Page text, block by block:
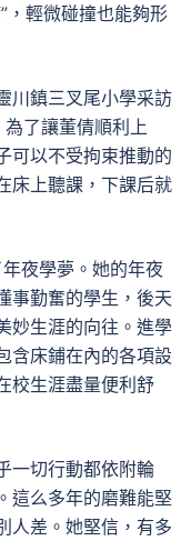
，輕微碰撞也能夠形
川鎮三叉尾小學采訪
了讓董倩順利上
可以不受拘束推動的
床上聽課，下課后就
夜學夢。她的年夜
事勤奮的學生，後天
妙生涯的向往。進學
含床鋪在內的各項設
校生涯盡量便利舒
一切行動都依附輪
這么多年的磨難能堅
人差。她堅信，有多